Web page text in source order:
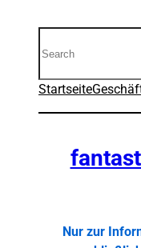
Startseite
Nur zur